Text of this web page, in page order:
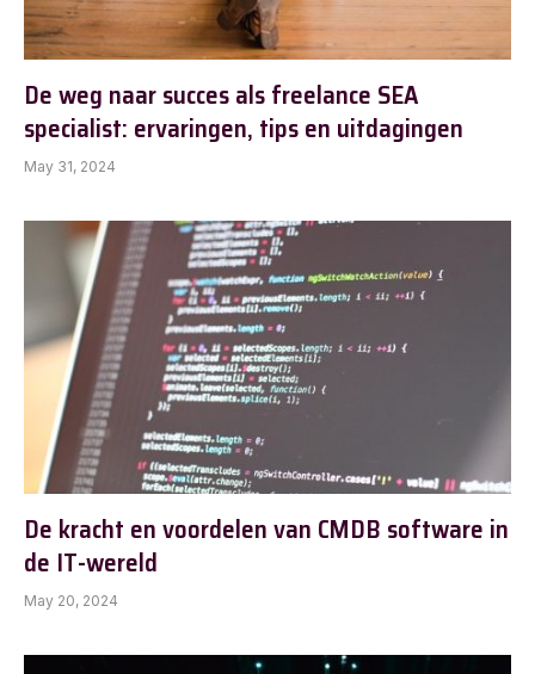
De weg naar succes als freelance SEA
specialist: ervaringen, tips en uitdagingen
May 31, 2024
De kracht en voordelen van CMDB software in
de IT-wereld
May 20, 2024